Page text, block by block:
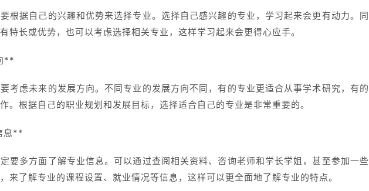
根据自己的兴趣和优势来选择专业。选择自己感兴趣的专业，学习起来会更有动力。同
特长或优势，也可以考虑选择相关专业，这样学习起来会更得心应手。
**
考虑未来的发展方向。不同专业的发展方向不同，有的专业更适合从事学术研究，有的
。根据自己的职业规划和发展目标，选择适合自己的专业是非常重要的。
息**
要多方面了解专业信息。可以通过查阅相关资料、咨询老师和学长学姐，甚至参加一些
来了解专业的课程设置、就业情况等信息，这样可以更全面地了解专业的特点。